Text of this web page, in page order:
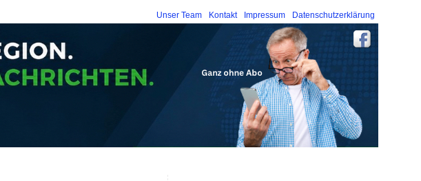
Unser Team Kontakt Impressum Datenschutzerklärung